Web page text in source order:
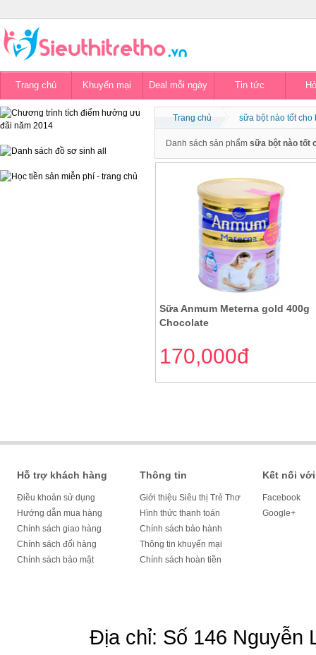
Trang chủ Khuyến mại Deal mỗi ngày Tin tức
Trang chủ sữa bột nào tốt cho
Danh sách sản phẩm sữa bột nào tốt
Sữa Anmum Meterna gold 400g
Chocolate
170,000đ
Hỗ trợ khách hàng
Điều khoản sử dụng
Hướng dẫn mua hàng
Chính sách giao hàng
Chính sách đổi hàng
Chính sách bảo mật
Thông tin
Giới thiệu Siêu thị Trẻ Thơ
Hình thức thanh toán
Chính sách bảo hành
Thông tin khuyến mại
Chính sách hoàn tiền
Kết nối
Facebook
Google+
Địa chỉ: Số 146 Nguyễn